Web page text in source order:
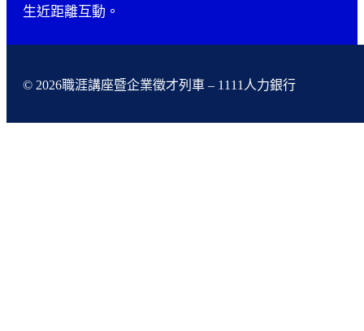
生近距離互動。
© 2026職涯講座暨企業徵才列車 – 1111人力銀行